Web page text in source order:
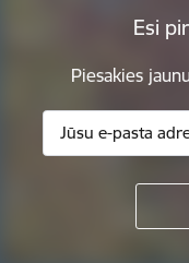
Esi
Piesakies